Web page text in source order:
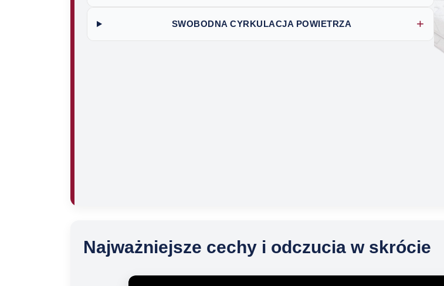
SWOBODNA CYRKULACJA POWIETRZA +
Najważniejsze cechy i odczucia w skrócie